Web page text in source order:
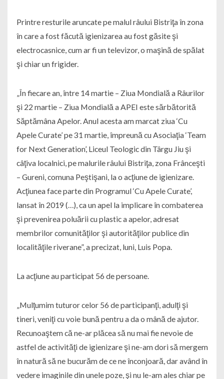
Printre resturile aruncate pe malul râului Bistriţa în zona
în care a fost făcută igienizarea au fost găsite şi
electrocasnice, cum ar fi un televizor, o maşină de spălat
şi chiar un frigider.
„În fiecare an, între 14 martie – Ziua Mondială a Râurilor
şi 22 martie – Ziua Mondială a APEI este sărbătorită
Săptămâna Apelor. Anul acesta am marcat ziua ‘Cu
Apele Curate’ pe 31 martie, împreună cu Asociaţia ‘Team
for Next Generation’, Liceul Teologic din Târgu Jiu şi
câţiva localnici, pe malurile râului Bistriţa, zona Frânceşti
– Gureni, comuna Peştişani, la o acţiune de igienizare.
Acţiunea face parte din Programul ‘Cu Apele Curate’,
lansat în 2019 (…), ca un apel la implicare în combaterea
şi prevenirea poluării cu plastic a apelor, adresat
membrilor comunităţilor şi autorităţilor publice din
localităţile riverane”, a precizat, luni, Luis Popa.
La acţiune au participat 56 de persoane.
„Mulţumim tuturor celor 56 de participanţi, adulţi şi
tineri, veniţi cu voie bună pentru a da o mână de ajutor.
Recunoaştem că ne-ar plăcea să nu mai fie nevoie de
astfel de activităţi de igienizare şi ne-am dori să mergem
în natură să ne bucurăm de ce ne înconjoară, dar având în
vedere imaginile din unele poze, şi nu le-am ales chiar pe